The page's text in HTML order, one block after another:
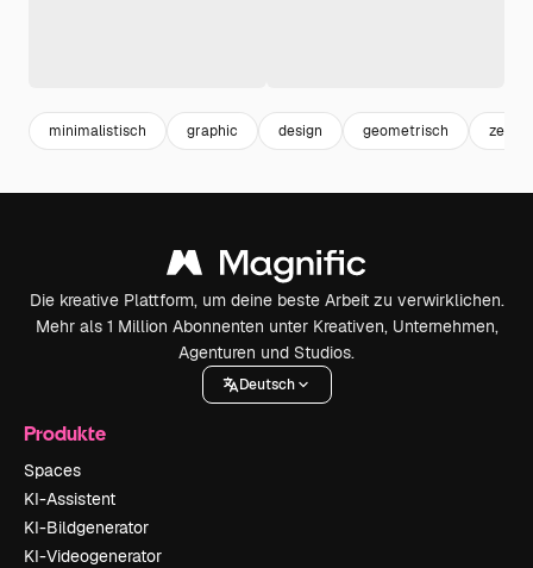
minimalistisch graphic design geometrisch
Die kreative Plattform, um deine beste Arbeit zu verwirklichen.
Mehr als 1 Million Abonnenten unter Kreativen, Unternehmen,
Agenturen und Studios.
Deutsch
Produkte
Spaces
KI-Assistent
KI-Bildgenerator
KI-Videogenerator